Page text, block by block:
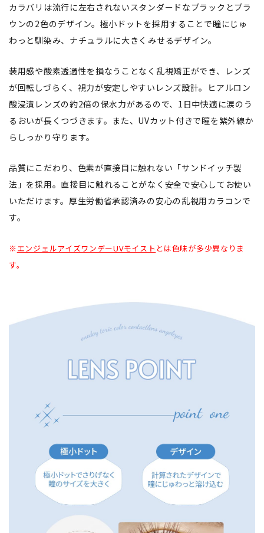
カラバリは流行に左右されないスタンダードなブラックとブラ
ウンの2色のデザイン。極小ドットを採用することで瞳にじゅ
わっと馴染み、ナチュラルに大きくみせるデザイン。
装用感や酸素透過性を損なうことなく乱視矯正ができ、レンズ
が回転しづらく、視力が安定しやすいレンズ設計。ヒアルロン
酸浸漬レンズの約2倍の保水力があるので、1日中快適に涙のう
るおいが長くつづきます。また、UVカット付きで瞳を紫外線か
らしっかり守ります。
品質にこだわり、色素が直接目に触れない「サンドイッチ製
法」を採用。直接目に触れることがなく安全で安心してお使い
いただけます。厚生労働省承認済みの安心の乱視用カラコンで
す。
※ エンジェルアイズワンデーUVモイスト とは色味が多少異なりま
す。